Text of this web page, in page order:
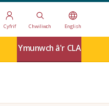
Cyfrif Chwiliwch English
Ymunwch â'r CLA